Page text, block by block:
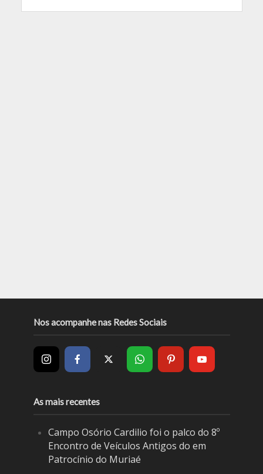
Nos acompanhe nas Redes Sociais
As mais recentes
Campo Osório Cardilio foi o palco do 8º
Encontro de Veículos Antigos do em
Patrocínio do Muriaé